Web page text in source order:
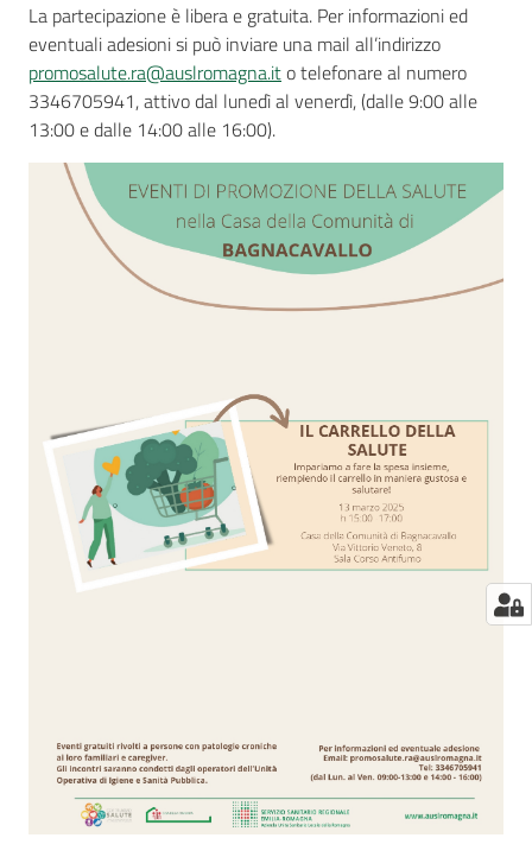
La partecipazione è libera e gratuita. Per informazioni ed
eventuali adesioni si può inviare una mail all’indirizzo
promosalute.ra@auslromagna.ito telefonare al numero
3346705941, attivo dal lunedì al venerdì, (dalle 9:00 alle
13:00 e dalle 14:00 alle 16:00).